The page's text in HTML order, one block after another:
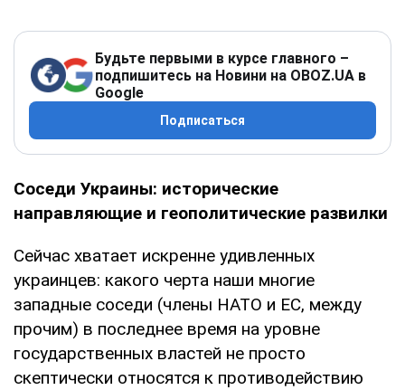
Будьте первыми в курсе главного –
подпишитесь на Новини на OBOZ.UA в
Google
Подписаться
Соседи Украины: исторические
направляющие и геополитические развилки
Сейчас хватает искренне удивленных
украинцев: какого черта наши многие
западные соседи (члены НАТО и ЕС, между
прочим) в последнее время на уровне
государственных властей не просто
скептически относятся к противодействию